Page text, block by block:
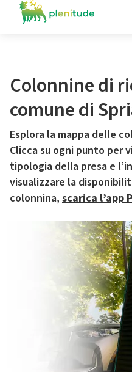
Colonnine di
comune di
Esplora la mappa delle
Clicca su ogni punto per
tipologia della presa e
visualizzare la
colonnina, scarica l’app